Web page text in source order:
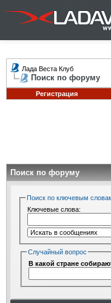
Лада Веста Клуб
Поиск по форуму
Регистрация
Поиск по форуму
Поиск по ключевым
Ключевые слова:
Случайный вопрос
В какой стране